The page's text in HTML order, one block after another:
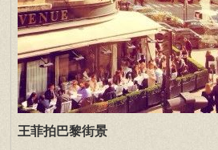
王菲拍巴黎街景